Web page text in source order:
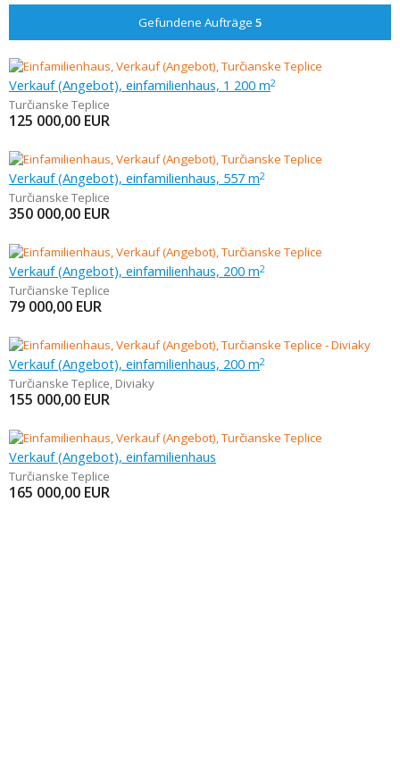
Gefundene Aufträge 5
Verkauf (Angebot), einfamilienhaus, 1 200 m2
Turčianske Teplice
125 000,00 EUR
Verkauf (Angebot), einfamilienhaus, 557 m2
Turčianske Teplice
350 000,00 EUR
Verkauf (Angebot), einfamilienhaus, 200 m2
Turčianske Teplice
79 000,00 EUR
Verkauf (Angebot), einfamilienhaus, 200 m2
Turčianske Teplice, Diviaky
155 000,00 EUR
Verkauf (Angebot), einfamilienhaus
Turčianske Teplice
165 000,00 EUR